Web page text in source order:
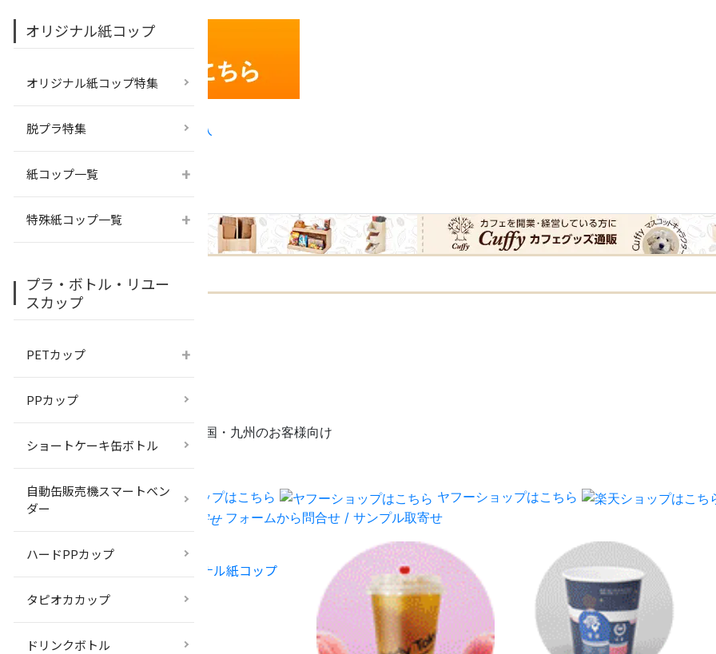
オリジナル紙コップ
オリジナル紙コップ特集
脱プラ特集
紙コップ一覧 +
特殊紙コップ一覧 +
プラ・ボトル・リユー
スカップ
PETカップ +
PPカップ
ショートケーキ缶ボトル
自動缶販売機スマートベン
ダー
ハードPPカップ
タピオカカップ
ドリンクボトル
03-6433-9856
甲信越・中部・北陸・近畿・中国四国・九州のお客様向け
BMTショップはこちら
ヤフーショップはこちら
フォームから問合せ / サンプル取寄せ
オリジナル紙コップ